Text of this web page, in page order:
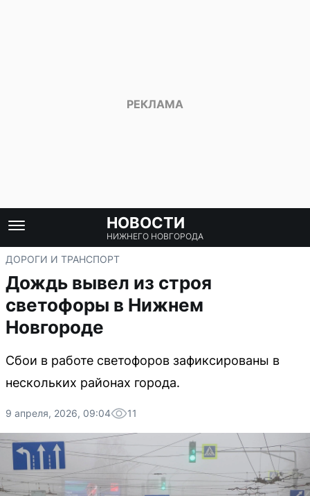
НОВОСТИ
НИЖНЕГО НОВГОРОДА
ДОРОГИ И ТРАНСПОРТ
Дождь вывел из строя
светофоры в Нижнем
Новгороде
Сбои в работе светофоров зафиксированы в
нескольких районах города.
9 апреля, 2026, 09:04 11